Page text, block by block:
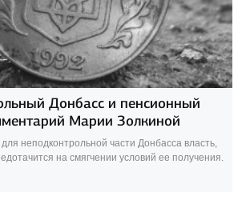
Донбасс и пенсионный
Марии Золкиной
неподконтрольной части Донбасса власть,
на смягчении условий ее получения.